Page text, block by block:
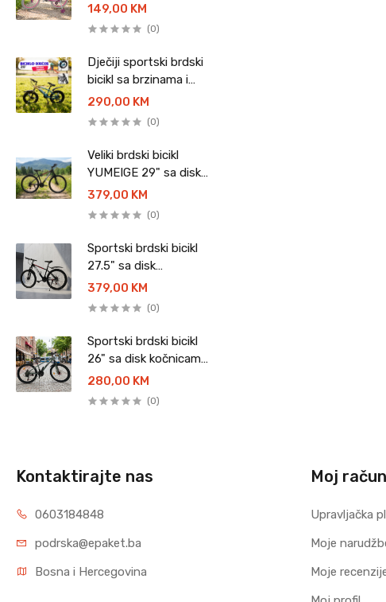
točkovima i sjedalicom
za lutke - 20"
149,00 KM
(0)
Dječiji sportski brdski
bicikl sa brzinama i
disk kočnicama - 20"
290,00 KM
(0)
Veliki brdski bicikl
YUMEIGE 29" sa disk
kočnicama
379,00 KM
(0)
Sportski brdski bicikl
27.5" sa disk
kočnicama - YUMEIGE
379,00 KM
(0)
Sportski brdski bicikl
26" sa disk kočnicama
- GEMMA
280,00 KM
(0)
Kontaktirajte nas
0603184848
podrska@epaket.ba
Bosna i Hercegovina
Moj račun
Upravljačka
Moje
Moje